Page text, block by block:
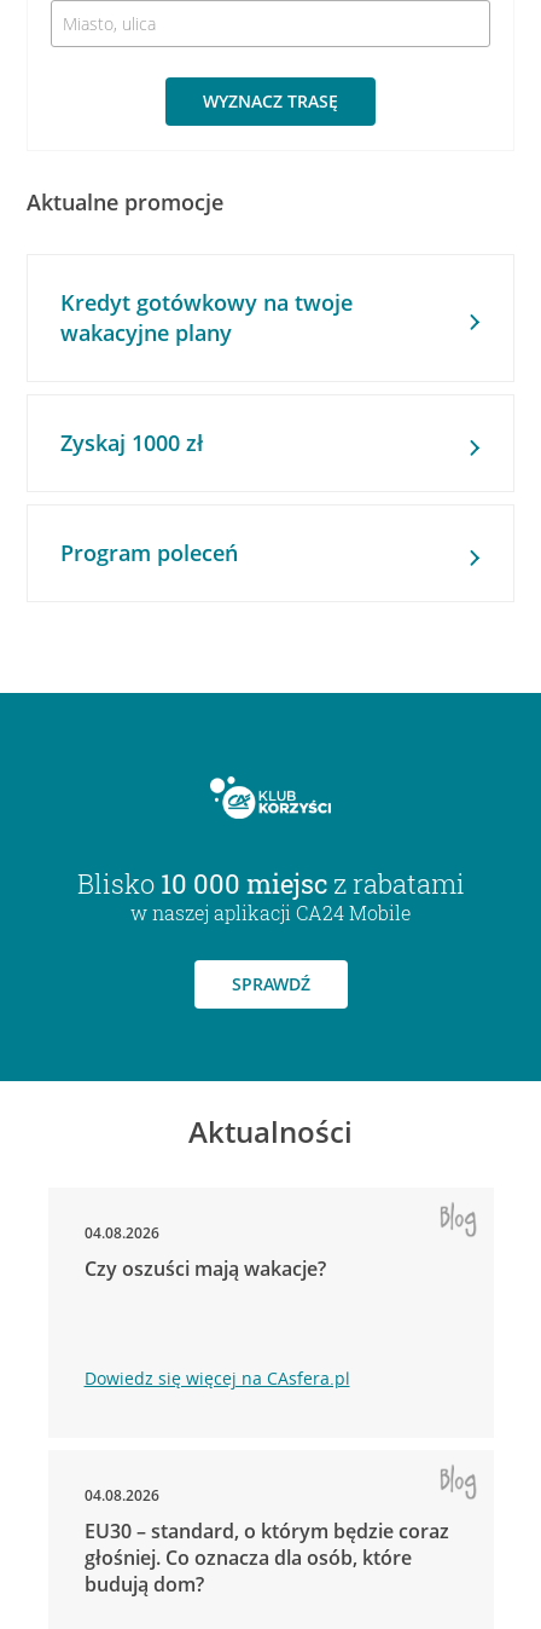
WYZNACZ TRASĘ
Aktualne promocje
Kredyt gotówkowy na twoje
wakacyjne plany
Zyskaj 1000 zł
Program poleceń
Blisko 10 000 miejsc z rabatami
w naszej aplikacji CA24 Mobile
SPRAWDŹ
Aktualności
04.08.2026
Czy oszuści mają wakacje?
Dowiedz się więcej na CAsfera.pl
04.08.2026
EU30 – standard, o którym będzie coraz
głośniej. Co oznacza dla osób, które
budują dom?